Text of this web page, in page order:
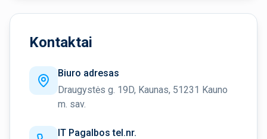
Kontaktai
Biuro adresas
Draugystės g. 19D, Kaunas, 51231 Kauno
m. sav.
IT Pagalbos tel.nr.